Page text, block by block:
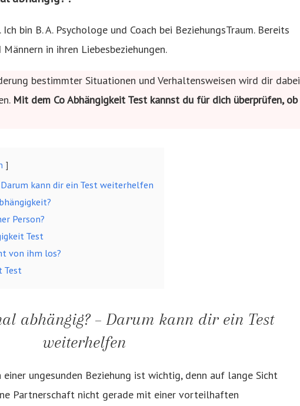
. Ich bin B. A. Psychologe und Coach bei BeziehungsTraum. Bereits
in ihren Liebesbeziehungen.
bestimmter Situationen und Verhaltensweisen wird dir dabei
Mit dem Co Abhängigkeit Test kannst du für dich überprüfen, ob
kann dir ein Test weiterhelfen
Person?
Test
von ihm los?
Test
abhängig? – Darum kann dir ein Test
weiterhelfen
einer ungesunden Beziehung ist wichtig, denn auf lange Sicht
Partnerschaft nicht gerade mit einer vorteilhaften